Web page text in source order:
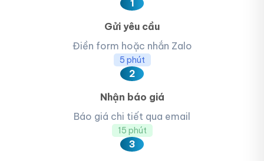
1
Gửi yêu cầu
Điền form hoặc nhắn Zalo
5 phút
2
Nhận báo giá
Báo giá chi tiết qua email
15 phút
3